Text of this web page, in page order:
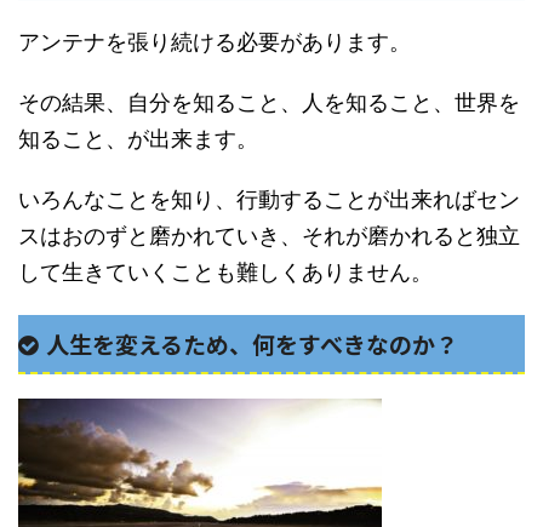
アンテナを張り続ける必要があります。
その結果、自分を知ること、人を知ること、世界を
知ること、が出来ます。
いろんなことを知り、行動することが出来ればセン
スはおのずと磨かれていき、それが磨かれると独立
して生きていくことも難しくありません。
人生を変えるため、何をすべきなのか？